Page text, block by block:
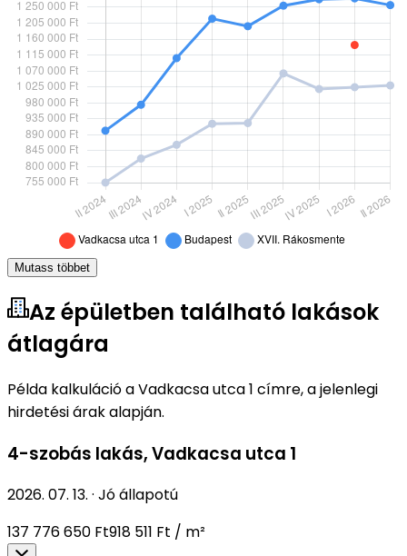
Mutass többet
Az épületben található lakások
átlagára
Példa kalkuláció a Vadkacsa utca 1 címre, a jelenlegi
hirdetési árak alapján.
4-szobás lakás,Vadkacsa utca 1
2026. 07. 13. · Jó állapotú
137 776 650 Ft918 511 Ft / m²